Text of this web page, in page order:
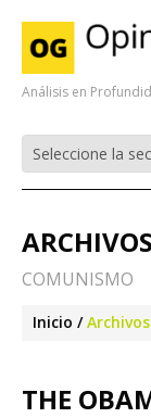
Análisis en
COMUNISMO
Inicio
THE